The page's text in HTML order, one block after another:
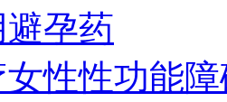
孕药
女性性功能